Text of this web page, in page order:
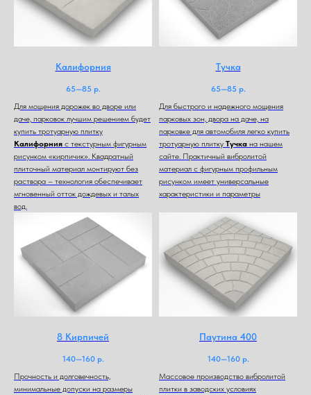
Калифорния
65—85 р.
Для мощения дорожек во дворе или
даче, парковок лучшим решением будет
купить тротуарную плитку
Калифорния с текстурным фигурным
рисунком «кирпичик». Квадратный
плиточный материал монтируют без
раствора – технология обеспечивает
мгновенный отток дождевых и талых
вод.
Тучка
65—85 р.
Для быстрого и надежного мощения
парковых зон, двора на даче, на
парковке для автомобиля легко купить
тротуарную плитку Тучка на нашем
сайте. Практичный вибролитой
материал с фигурным профильным
рисунком имеет универсальные
характеристики и параметры
8 Кирпичей
140—160 р.
Прочность и долговечность,
минимальные допуски на размеры
Паутина 400
140—160 р.
Массовое производство вибролитой
плитки в заводских условиях